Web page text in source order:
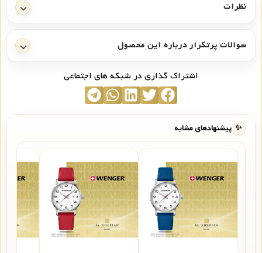
نظرات
سوالات پرتکرار درباره این محصول
اشتراک گذاری در شبکه های اجتماعی
✨ پیشنهادهای مشابه